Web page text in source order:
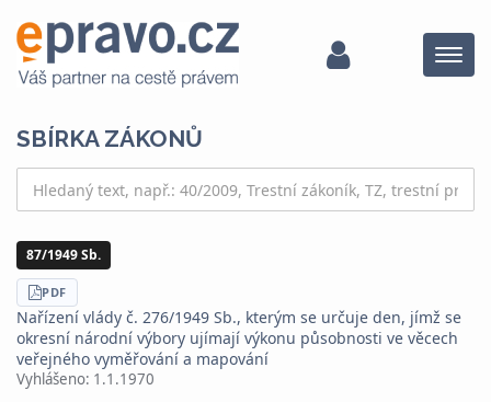
Menu
SBÍRKA ZÁKONŮ
87/1949 Sb.
STÁHNOUT
PDF
Nařízení vlády č. 276/1949 Sb., kterým se určuje den, jímž se
okresní národní výbory ujímají výkonu působnosti ve věcech
veřejného vyměřování a mapování
Vyhlášeno: 1.1.1970